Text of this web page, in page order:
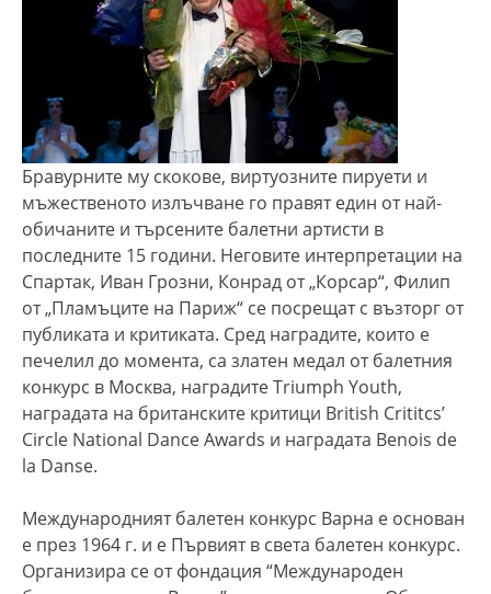
Бравурните му скокове, виртуозните пируети и
мъжественото излъчване го правят един от най-
обичаните и търсените балетни артисти в
последните 15 години. Неговите интерпретации на
Спартак, Иван Грозни, Конрад от „Корсар“, Филип
от „Пламъците на Париж“ се посрещат с възторг от
публиката и критиката. Сред наградите, които е
печелил до момента, са златен медал от балетния
конкурс в Москва, наградите Triumph Youth,
наградата на британските критици British Crititcs’
Circle National Dance Awards и наградата Benois de
la Danse.
Международният балетен конкурс Варна е основан
е през 1964 г. и е Първият в света балетен конкурс.
Организира се от фондация “Международен